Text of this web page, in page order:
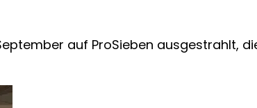
auf ProSieben ausgestrahlt,